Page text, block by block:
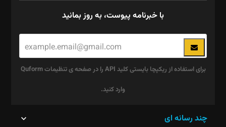
با خبرنامه پیوست، به روز بمانید
برای استفاده از ریکپچا بایستی کلید API را در صفحه ی تنظیمات Quform
وارد کنید.
چند رسانه ای